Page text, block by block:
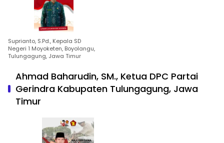
Suprianto, S.Pd., Kepala SD
Negeri 1 Moyoketen, Boyolangu,
Tulungagung, Jawa Timur
Ahmad Baharudin, SM., Ketua DPC Partai
Gerindra Kabupaten Tulungagung, Jawa
Timur